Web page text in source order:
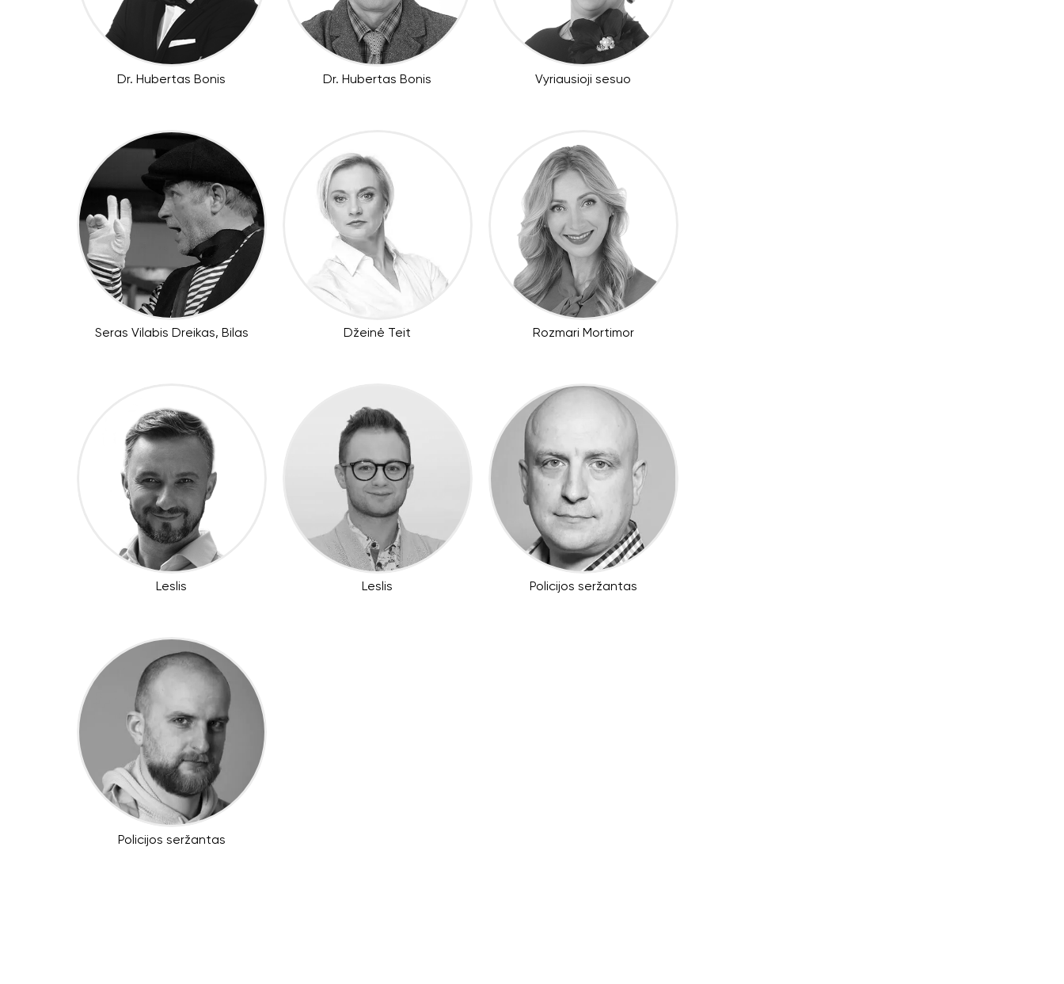
Dr. Hubertas Bonis Dr. Hubertas Bonis Vyriausioji sesuo
Seras Vilabis Dreikas, Bilas Džeinė Teit Rozmari Mortimor
Leslis Leslis Policijos seržantas
Policijos seržantas